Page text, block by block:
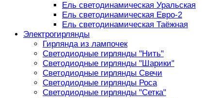
Ель светодинамическая Уральская
Ель светодинамическая Евро-2
Ель светодинамическая Таёжная
Электрогирлянды
Гирлянда из лампочек
Светодиодные гирлянды "Нить"
Светодиодные гирлянды "Шарики"
Светодиодные гирлянды Свечи
Светодиодные гирлянды Роса
Светодиодные гирлянды "Сетка"